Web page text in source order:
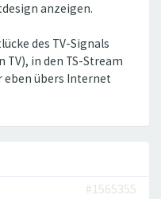
anzeigen.
des TV-Signals
in den TS-Stream
eben übers Internet
#1565355